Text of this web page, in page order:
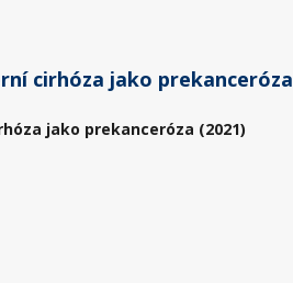
cirhóza jako prekanceróza
jako prekanceróza (2021)